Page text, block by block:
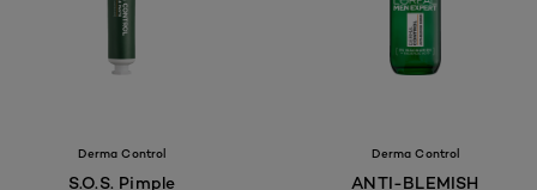
Derma Control
S.O.S. Pimple
Derma Control
ANTI-BLEMISH